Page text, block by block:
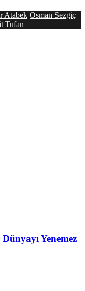
Atabek Osman Sezgiç
Tufan
Yenemez